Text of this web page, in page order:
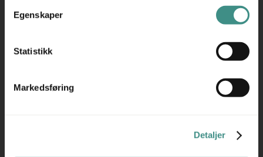
Egenskaper
Statistikk
Markedsføring
Detaljer
Har du spørsmål om betaling, faktura eller andre ting
knyttet til kjøpet ditt, er du alltid velkommen til å ta
+47 22 15